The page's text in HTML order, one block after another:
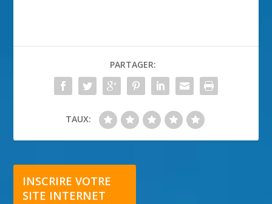
PARTAGER:
TAUX:
INSCRIRE VOTRE
SITE INTERNET